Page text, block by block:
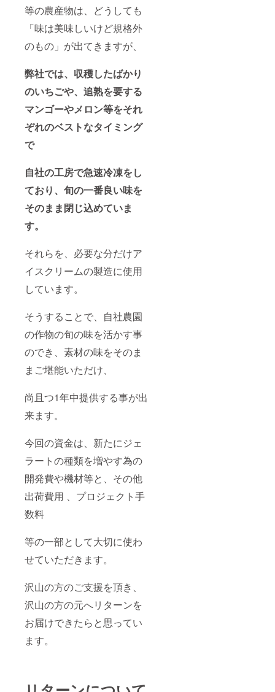
等の農産物は、どうしても
「味は美味しいけど規格外
のもの」が出てきますが、
弊社では、 収穫したばかり
のいちごや、 追熟を要する
マンゴーやメロン等をそれ
ぞれのベストなタイミング
で
自社の工房で急速冷凍をし
ており、旬の一番良い味を
そのまま閉じ込めていま
す。
それらを、必要な分だけア
イスクリームの製造に使用
しています。
そうすることで、自社農園
の作物の旬の味を活かす事
のでき、素材の味をそのま
まご堪能いただけ、
尚且つ1年中提供する事が出
来ます。
今回の資金は、新たにジェ
ラートの種類を増やす為の
開発費や機材等と、その他
出荷費用 、プロジェクト手
数料
等の一部として大切に使わ
せていただきます。
沢山の方のご支援を頂き、
沢山の方の元へリターンを
お届けできたらと思ってい
ます。